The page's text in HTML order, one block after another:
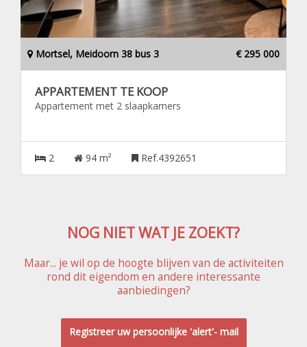
Mortsel, Meidoorn 38 bus 3 € 295 000
APPARTEMENT TE KOOP
Appartement met 2 slaapkamers
2 94 m² Ref.4392651
NOG NIET WAT JE ZOEKT?
Maar... je wil op de hoogte blijven van de activiteiten
rond dit eigendom en andere interessante
aanbiedingen?
Registreer uw persoonlijke 'alert'- mail